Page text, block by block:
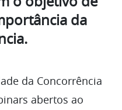
da
da Concorrência
abertos ao